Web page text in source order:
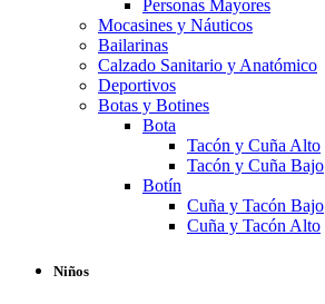
Personas Mayores
Mocasines y Náuticos
Bailarinas
Calzado Sanitario y Anatómico
Deportivos
Botas y Botines
Bota
Tacón y Cuña Alto
Tacón y Cuña Bajo
Botín
Cuña y Tacón Bajo
Cuña y Tacón Alto
Niños